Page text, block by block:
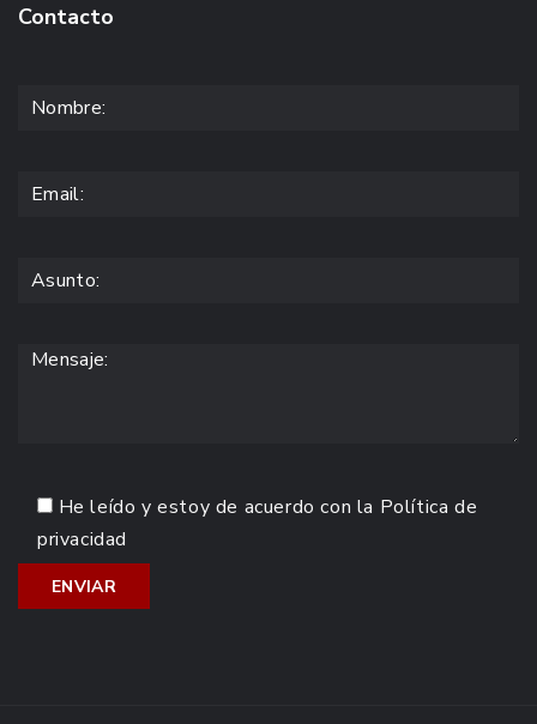
Contacto
He leído y estoy de acuerdo con la Política de
privacidad